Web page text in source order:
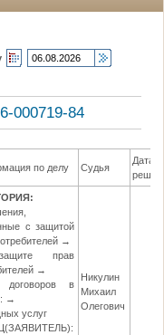
000719-84
по делу Судья
Дата
с защитой
→
прав
→
в
→
услуг
Никулин
Михаил
Олегович